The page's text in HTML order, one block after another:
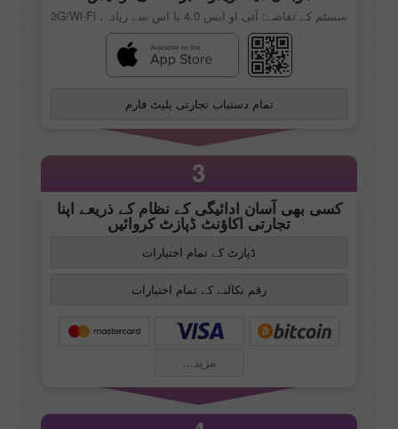
سسٹم کے تقاضے: آئی او ایس 4.0 یا اس سے زیادہ، 3G/Wi-Fi
تمام دستیاب تجارتی پلیٹ فارم
3
کسی بھی آسان ادائیگی کے نظام کے ذریعے اپنا
تجارتی اکاؤنٹ ڈپازٹ کروائیں
ڈپازٹ کے تمام اختیارات
رقم نکالنے کے تمام اختیارات
مزید...